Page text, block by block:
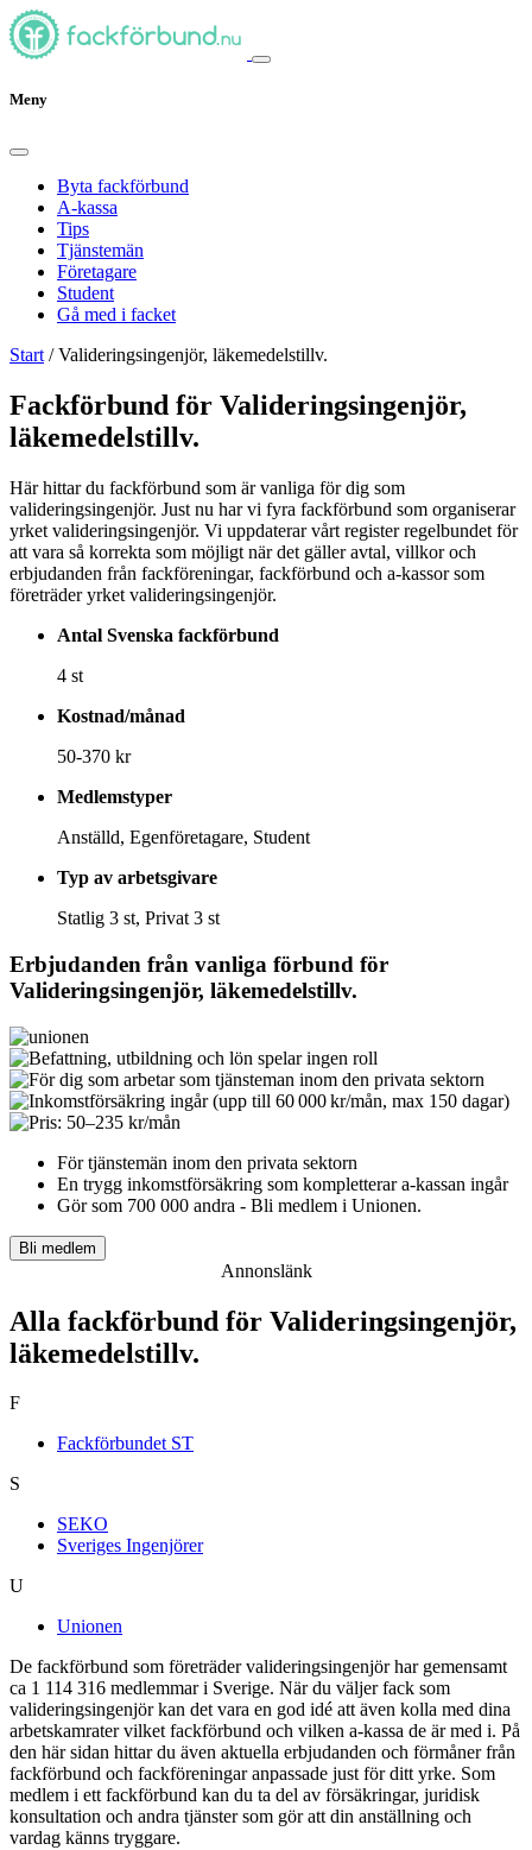
Meny
Byta fackförbund
A-kassa
Tips
Tjänstemän
Företagare
Student
Gå med i facket
Start /Valideringsingenjör, läkemedelstillv.
Fackförbund för Valideringsingenjör,
läkemedelstillv.
Här hittar du fackförbund som är vanliga för dig som
valideringsingenjör. Just nu har vi fyra fackförbund som organiserar
yrket valideringsingenjör. Vi uppdaterar vårt register regelbundet för
att vara så korrekta som möjligt när det gäller avtal, villkor och
erbjudanden från fackföreningar, fackförbund och a-kassor som
företräder yrket valideringsingenjör.
Antal Svenska fackförbund
4 st
Kostnad/månad
50-370 kr
Medlemstyper
Anställd, Egenföretagare, Student
Typ av arbetsgivare
Statlig 3 st, Privat 3 st
Erbjudanden från vanliga förbund för
Valideringsingenjör, läkemedelstillv.
För tjänstemän inom den privata sektorn
En trygg inkomst­försäkring som kompletterar a-kassan ingår
Gör som 700 000 andra - Bli medlem i Unionen.
Bli medlem
Annonslänk
Alla fackförbund för Valideringsingenjör,
läkemedelstillv.
F
Fackförbundet ST
S
SEKO
Sveriges Ingenjörer
U
Unionen
De fackförbund som företräder valideringsingenjör har gemensamt
ca 1 114 316 medlemmar i Sverige. När du väljer fack som
valideringsingenjör kan det vara en god idé att även kolla med dina
arbetskamrater vilket fackförbund och vilken a-kassa de är med i. På
den här sidan hittar du även aktuella erbjudanden och förmåner från
fackförbund och fackföreningar anpassade just för ditt yrke. Som
medlem i ett fackförbund kan du ta del av försäkringar, juridisk
konsultation och andra tjänster som gör att din anställning och
vardag känns tryggare.